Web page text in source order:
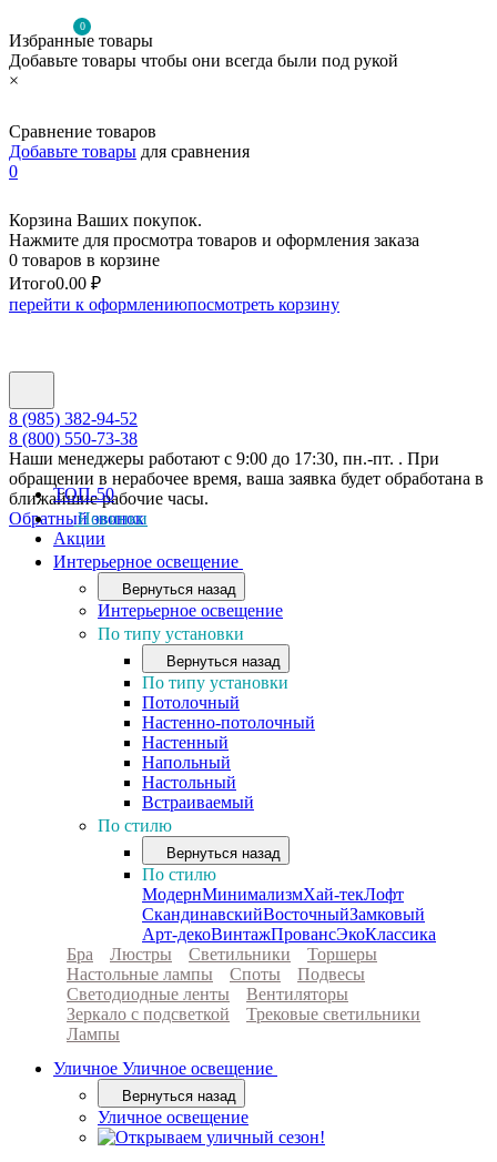
0
Избранные товары
Добавьте товары чтобы они всегда были под рукой
×
Сравнение товаров
Добавьте товары для сравнения
0
Корзина Ваших покупок.
Нажмите для просмотра товаров и оформления заказа
0 товаров в корзине
Итого0.00 ₽
перейти к оформлениюпосмотреть корзину
8 (985) 382-94-52
8 (800) 550-73-38
Наши менеджеры работают с 9:00 до 17:30, пн.-пт. . При
обращении в нерабочее время, ваша заявка будет обработана в
ближайшие рабочие часы.
Обратный звонок
ТОП-50
Новинки
Акции
Интерьерное освещение
Вернуться назад
Интерьерное освещение
По типу установки
Вернуться назад
По типу установки
Потолочный
Настенно-потолочный
Настенный
Напольный
Настольный
Встраиваемый
По стилю
Вернуться назад
По стилю
МодернМинимализмХай-текЛофт
СкандинавскийВосточныйЗамковый
Арт-декоВинтажПровансЭкоКлассика
Бра
Люстры Светильники
Торшеры
Настольные лампы
Споты
Подвесы
Светодиодные ленты
Вентиляторы
Зеркало с подсветкой
Трековые светильники
Лампы
Уличное Уличное освещение
Вернуться назад
Уличное освещение